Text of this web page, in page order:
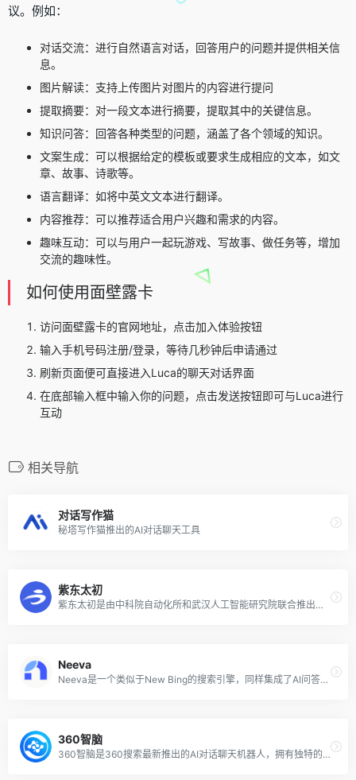
议。例如：
对话交流：进行自然语言对话，回答用户的问题并提供相关信
息。
图片解读：支持上传图片对图片的内容进行提问
提取摘要：对一段文本进行摘要，提取其中的关键信息。
知识问答：回答各种类型的问题，涵盖了各个领域的知识。
文案生成：可以根据给定的模板或要求生成相应的文本，如文
章、故事、诗歌等。
语言翻译：如将中英文文本进行翻译。
内容推荐：可以推荐适合用户兴趣和需求的内容。
趣味互动：可以与用户一起玩游戏、写故事、做任务等，增加
交流的趣味性。
如何使用面壁露卡
访问面壁露卡的官网地址，点击加入体验按钮
输入手机号码注册/登录，等待几秒钟后申请通过
刷新页面便可直接进入Luca的聊天对话界面
在底部输入框中输入你的问题，点击发送按钮即可与Luca进行
互动
相关导航
对话写作猫
秘塔写作猫推出的AI对话聊天工具
紫东太初
紫东太初是由中科院自动化所和武汉人工智能研究院联合推出的一个全模态大模型，它是在千亿参数多模态大模型“紫东太初1.0”基础上升级打造的2.0版本。紫东太初大模型支持多轮问答、文本创作、图像生成、3D理解、信号分析等全面问答任务，具有强大的认知、理解、创作能力，能够带来全新的互动体验。
Neeva
Neeva是一个类似于New Bing的搜索引擎，同样集成了AI问答的功能。
360智脑
360智脑是360搜索最新推出的AI对话聊天机器人，拥有独特的语言理解能力，通过实时对话，解答疑惑、探索灵感，用AI技术帮人类打开智慧的大门。